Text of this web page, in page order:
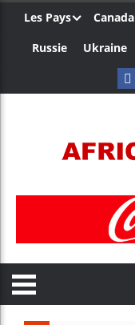
Les Pays Canada
Russie
Ukraine